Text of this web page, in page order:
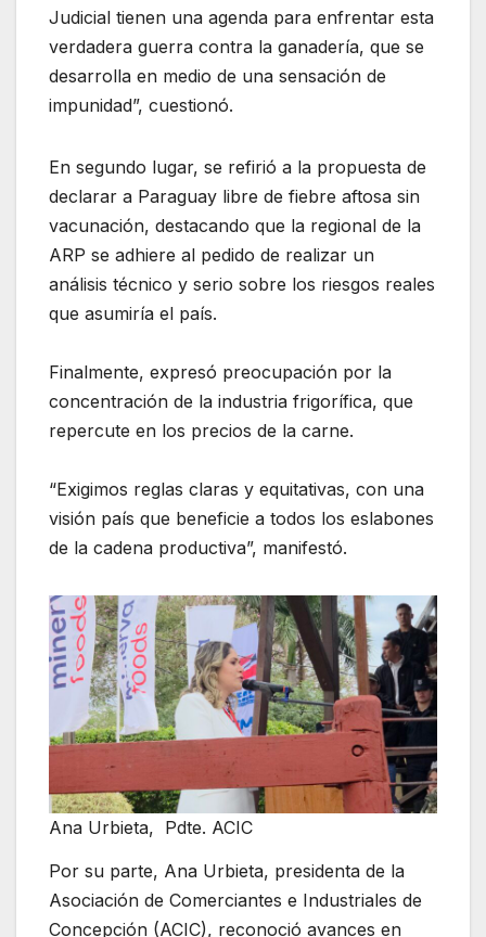
Judicial tienen una agenda para enfrentar esta
verdadera guerra contra la ganadería, que se
desarrolla en medio de una sensación de
impunidad”, cuestionó.
En segundo lugar, se refirió a la propuesta de
declarar a Paraguay libre de fiebre aftosa sin
vacunación, destacando que la regional de la
ARP se adhiere al pedido de realizar un
análisis técnico y serio sobre los riesgos reales
que asumiría el país.
Finalmente, expresó preocupación por la
concentración de la industria frigorífica, que
repercute en los precios de la carne.
“Exigimos reglas claras y equitativas, con una
visión país que beneficie a todos los eslabones
de la cadena productiva”, manifestó.
Ana Urbieta, Pdte. ACIC
Por su parte, Ana Urbieta, presidenta de la
Asociación de Comerciantes e Industriales de
Concepción (ACIC), reconoció avances en